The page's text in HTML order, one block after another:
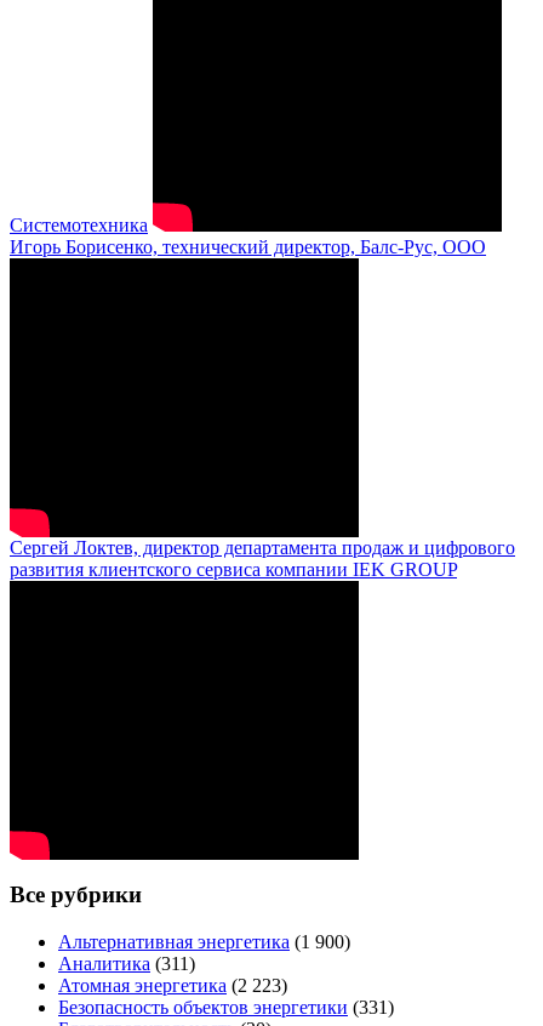
Системотехника
Игорь Борисенко, технический директор, Балс-Рус, ООО
Сергей Локтев, директор департамента продаж и цифрового
развития клиентского сервиса компании IEK GROUP
Все рубрики
Альтернативная энергетика (1 900)
Аналитика (311)
Атомная энергетика (2 223)
Безопасность объектов энергетики (331)